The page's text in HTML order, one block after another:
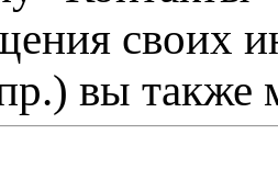
своих
вы также